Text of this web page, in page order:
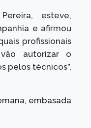
esteve,
e afirmou
profissionais
autorizar o
pelos técnicos”,
embasada